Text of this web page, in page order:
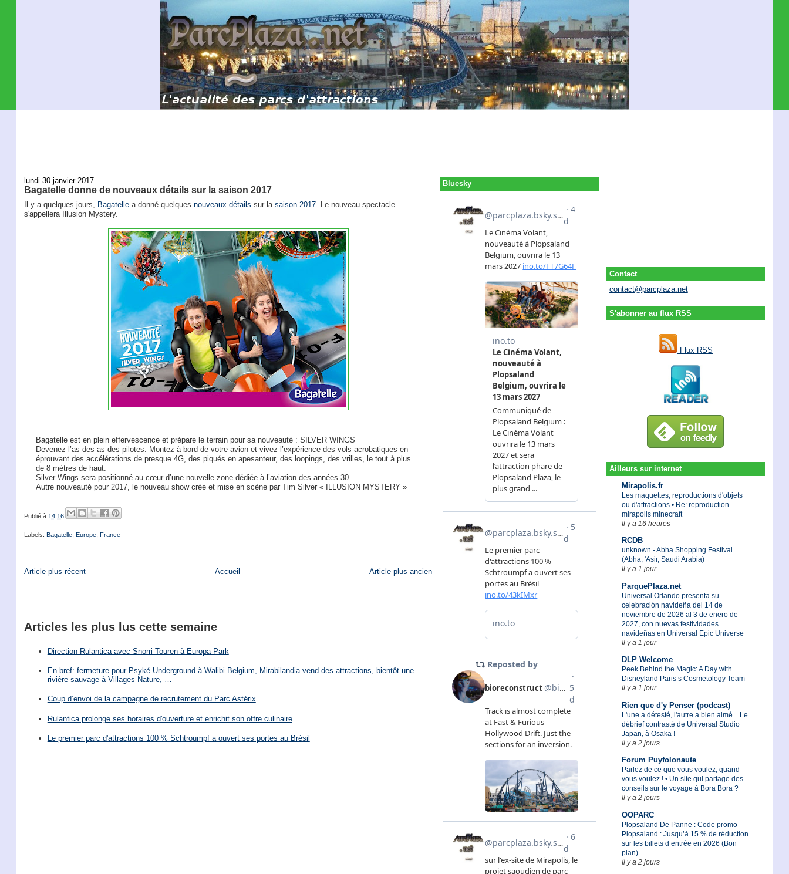
Contact
contact@parcplaza.net
S'abonner au flux RSS
Flux RSS
Ailleurs sur internet
Mirapolis.fr
Les maquettes, reproductions d'objets
ou d'attractions • Re: reproduction
mirapolis minecraft
Il y a 16 heures
RCDB
unknown - Abha Shopping Festival
(Abha, 'Asir, Saudi Arabia)
Il y a 1 jour
ParquePlaza.net
Universal Orlando presenta su
celebración navideña del 14 de
noviembre de 2026 al 3 de enero de
2027, con nuevas festividades
navideñas en Universal Epic Universe
Il y a 1 jour
DLP Welcome
Peek Behind the Magic: A Day with
Disneyland Paris’s Cosmetology Team
Il y a 1 jour
Rien que d'y Penser (podcast)
L'une a détesté, l'autre a bien aimé... Le
débrief contrasté de Universal Studio
Japan, à Osaka !
Il y a 2 jours
Forum Puyfolonaute
Parlez de ce que vous voulez, quand
vous voulez ! • Un site qui partage des
conseils sur le voyage à Bora Bora ?
Il y a 2 jours
OOPARC
Plopsaland De Panne : Code promo
Plopsaland : Jusqu’à 15 % de réduction
sur les billets d’entrée en 2026 (Bon
plan)
Il y a 2 jours
lundi 30 janvier 2017
Bagatelle donne de nouveaux détails sur la saison 2017
Il y a quelques jours, Bagatellea donné quelques nouveaux détails sur la saison 2017. Le nouveau spectacle
s'appellera Illusion Mystery.
Bagatelle est en plein effervescence et prépare le terrain pour sa nouveauté : SILVER WINGS
Devenez l’as des as des pilotes. Montez à bord de votre avion et vivez l’expérience des vols acrobatiques en
éprouvant des accélérations de presque 4G, des piqués en apesanteur, des loopings, des vrilles, le tout à plus
de 8 mètres de haut.
Silver Wings sera positionné au cœur d’une nouvelle zone dédiée à l’aviation des années 30.
Autre nouveauté pour 2017, le nouveau show crée et mise en scène par Tim Silver « ILLUSION MYSTERY »
Publié à 14:16
Labels: Bagatelle, Europe, France
Article plus récent Article plus ancien
Accueil
Articles les plus lus cette semaine
Direction Rulantica avec Snorri Touren à Europa-Park
En bref: fermeture pour Psyké Underground à Walibi Belgium, Mirabilandia vend des attractions, bientôt une
rivière sauvage à Villages Nature, …
Coup d’envoi de la campagne de recrutement du Parc Astérix
Rulantica prolonge ses horaires d'ouverture et enrichit son offre culinaire
Le premier parc d'attractions 100 % Schtroumpf a ouvert ses portes au Brésil
Bluesky